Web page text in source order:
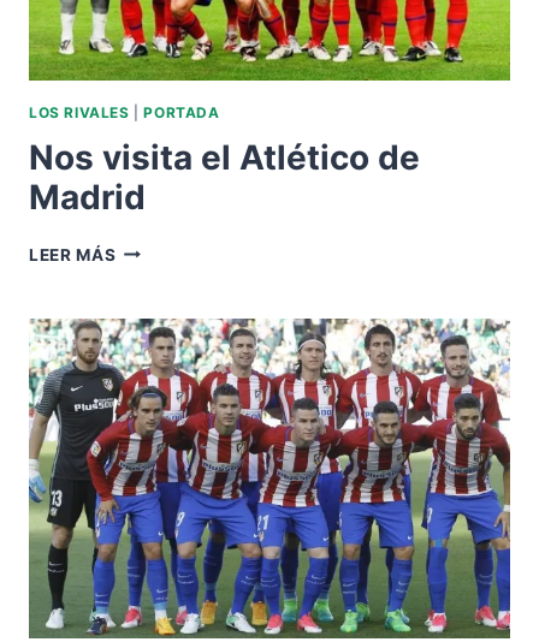
LOS RIVALES |PORTADA
Nos visita el Atlético de
Madrid
LEER MÁS NOS
ATLÉTICO
DE
MADRID